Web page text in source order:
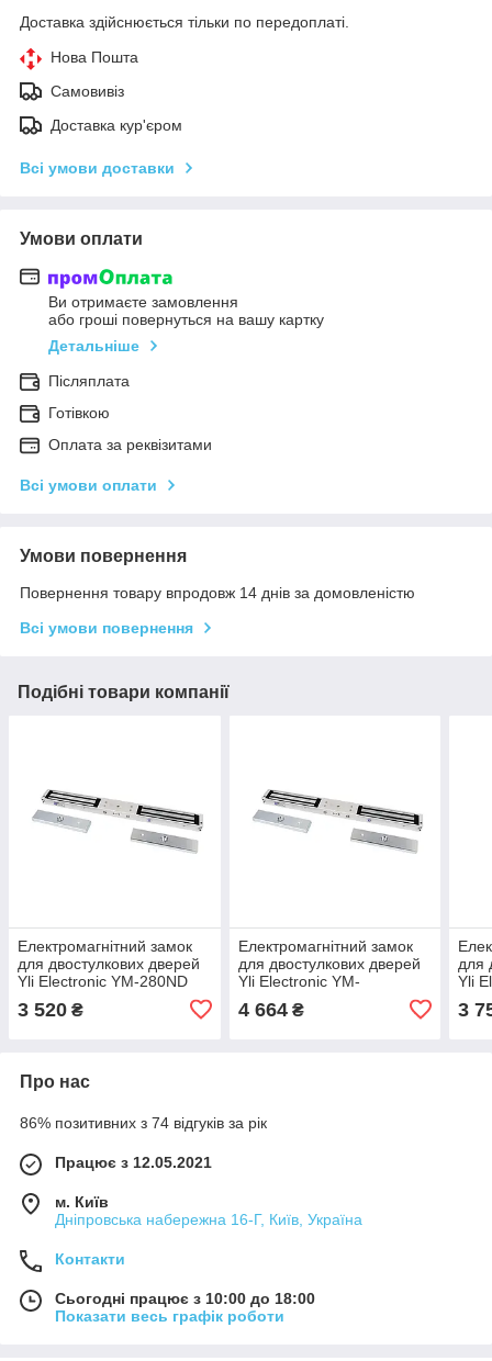
Доставка здійснюється тільки по передоплаті.
Нова Пошта
Самовивіз
Доставка кур'єром
Всі умови доставки
Умови оплати
Ви отримаєте замовлення
або гроші повернуться на вашу картку
Детальніше
Післяплата
Готівкою
Оплата за реквізитами
Всі умови оплати
Умови повернення
Повернення товару впродовж 14 днів за домовленістю
Всі умови повернення
Подібні товари компанії
Електромагнітний замок
для двостулкових дверей
Yli Electronic YM-280ND
доступу
3 520 ₴
Електромагнітний замок
для двостулкових дверей
Yli Electronic YM-
світловою індикацією,
4 664₴
для
Yli
3
Про нас
86% позитивних з 74 відгуків за рік
Працює з 12.05.2021
м. Київ
Дніпровська набережна 16-Г, Київ, Україна
Контакти
Сьогодні працює з 10:00 до 18:00
Показати весь графік роботи